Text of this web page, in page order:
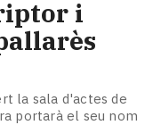
i
la sala d'actes de
portarà el seu nom